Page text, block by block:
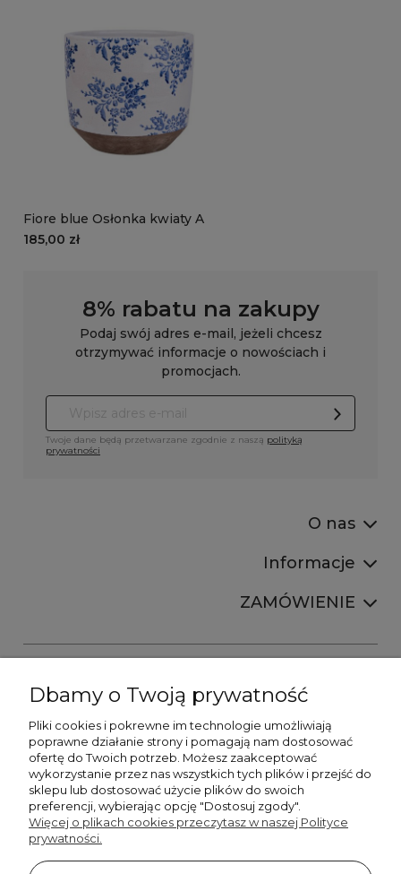
Fiore blue Osłonka kwiaty A
185,00 zł
8% rabatu na zakupy
Podaj swój adres e-mail, jeżeli chcesz
otrzymywać informacje o nowościach i
promocjach.
Twoje dane będą przetwarzane zgodnie z naszą polityką
prywatności
O nas
Informacje
ZAMÓWIENIE
+48606673390
sprzedaz@belldecohome.pl
©2026 Wszelkie Prawa Zastrzeżone | BelldecoHome.pl
Dbamy o Twoją prywatność
Pliki cookies i pokrewne im technologie umożliwiają
poprawne działanie strony i pomagają nam dostosować
ofertę do Twoich potrzeb. Możesz zaakceptować
wykorzystanie przez nas wszystkich tych plików i przejść do
sklepu lub dostosować użycie plików do swoich
preferencji, wybierając opcję "Dostosuj zgody".
Więcej o plikach cookies przeczytasz w naszej Polityce
prywatności.
Zapisz się do naszego newslettera i zgarnij 8% rabatu!